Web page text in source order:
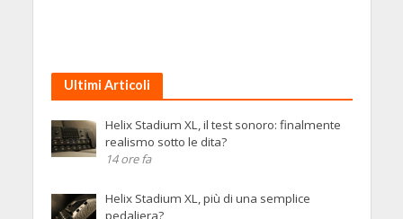
Ultimi Articoli
Helix Stadium XL, il test sonoro: finalmente
realismo sotto le dita?
14 ore fa
Helix Stadium XL, più di una semplice